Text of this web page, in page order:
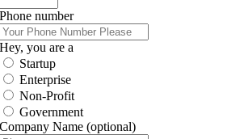
Phone number
Hey, you are a
Startup
Enterprise
Non-Profit
Government
Company Name (optional)